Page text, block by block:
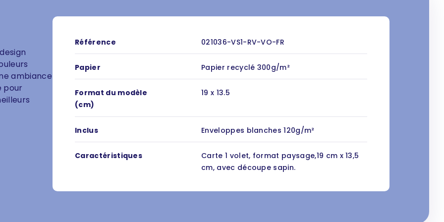
ambiance
pour
Référence 021036-VS1-RV-VO-FR
Papier Papier recyclé 300g/m²
Format du modèle
(cm)
19 x 13.5
Inclus Enveloppes blanches 120g/m²
Caractéristiques
Carte 1 volet, format paysage,19 cm x 13,5
cm, avec découpe sapin.